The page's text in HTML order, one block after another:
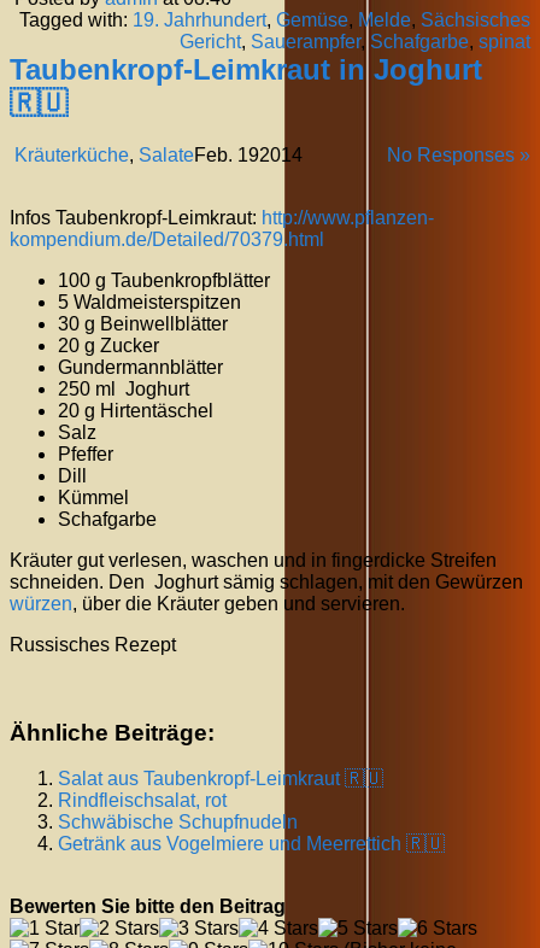
Tagged with: 19. Jahrhundert, Gemüse, Melde, Sächsisches
Gericht, Sauerampfer, Schafgarbe, spinat
Taubenkropf-Leimkraut in Joghurt
🇷🇺
Kräuterküche, Salate No Responses »
Feb. 192014
Infos Taubenkropf-Leimkraut: http://www.pflanzen-
kompendium.de/Detailed/70379.html
100 g Taubenkropfblätter
5 Waldmeisterspitzen
30 g Beinwellblätter
20 g Zucker
Gundermannblätter
250 ml Joghurt
20 g Hirtentäschel
Salz
Pfeffer
Dill
Kümmel
Schafgarbe
Kräuter gut verlesen, waschen und in fingerdicke Streifen
schneiden. Den Joghurt sämig schlagen, mit den Gewürzen
würzen, über die Kräuter geben und servieren.
Russisches Rezept
Ähnliche Beiträge:
Salat aus Taubenkropf-Leimkraut 🇷🇺
Rindfleischsalat, rot
Schwäbische Schupfnudeln
Getränk aus Vogelmiere und Meerrettich 🇷🇺
Bewerten Sie bitte den Beitrag